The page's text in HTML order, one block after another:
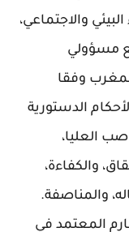
والاجتماعي،
مسؤولي
وفقا
الدستورية
العليا،
والكفاءة،
والمناصفة.
المعتمد في